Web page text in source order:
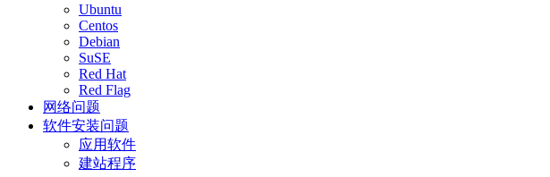
Ubuntu
Centos
Debian
SuSE
Red Hat
Red Flag
网络问题
软件安装问题
应用软件
建站程序